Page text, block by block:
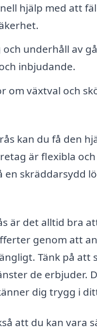
hjälp med att
och underhåll av
inbjudande.
om växtval och
kan du få den
är flexibla
skräddarsydd
är det alltid bra
genom att
Tänk på att
de erbjuder.
dig trygg i
att du kan vara